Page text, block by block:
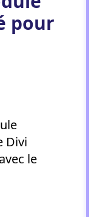
pour
Divi
le